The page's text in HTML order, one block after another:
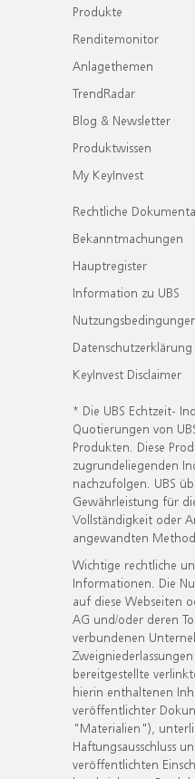
Produkte
Renditemonitor
Anlagethemen
TrendRadar
Blog & Newsletter
Produktwissen
My KeyInvest
Rechtliche
Bekanntmachungen
Hauptregister
Information zu UBS
Datenschutzerklärung
KeyInvest Disclaimer
* Die UBS Echtzeit-
Quotierungen von
Produkten. Diese
zugrundeliegenden
nachzufolgen. UBS
Gewährleistung für
Vollständigkeit oder
angewandten
Wichtige rechtliche
Informationen. Die
auf diese Webseiten
AG und/oder deren
verbundenen
bereitgestellte
hierin enthaltenen
veröffentlichter
"Materialien"),
Haftungsausschluss
veröffentlichten